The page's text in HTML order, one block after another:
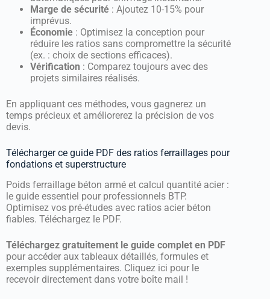
Marge de sécurité : Ajoutez 10-15% pour
imprévus.
Économie : Optimisez la conception pour
réduire les ratios sans compromettre la sécurité
(ex. : choix de sections efficaces).
Vérification : Comparez toujours avec des
projets similaires réalisés.
En appliquant ces méthodes, vous gagnerez un
temps précieux et améliorerez la précision de vos
devis.
Télécharger ce guide PDF des ratios ferraillages pour
fondations et superstructure
Poids ferraillage béton armé et calcul quantité acier :
le guide essentiel pour professionnels BTP.
Optimisez vos pré-études avec ratios acier béton
fiables. Téléchargez le PDF.
Téléchargez gratuitement le guide complet en PDF
pour accéder aux tableaux détaillés, formules et
exemples supplémentaires. Cliquez ici pour le
recevoir directement dans votre boîte mail !